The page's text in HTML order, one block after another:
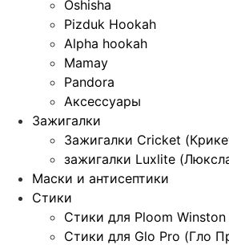
Oshisha
Pizduk Hookah
Alpha hookah
Mamay
Pandora
Аксессуары
Зажигалки
Зажигалки Cricket
зажигалки Luxlite
Маски и антисептики
Стики
Стики для Ploom
Стики для Glo Pro (Гло